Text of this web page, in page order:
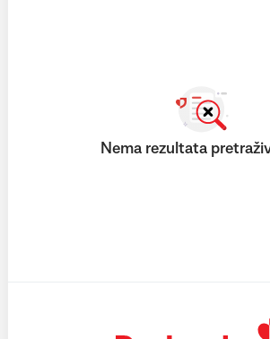
Nema rezultata